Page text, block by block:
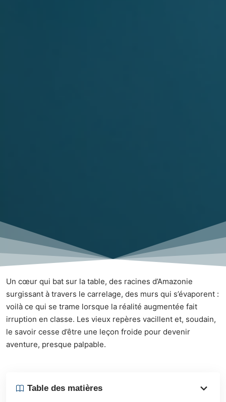
Un cœur qui bat sur la table, des racines d’Amazonie
surgissant à travers le carrelage, des murs qui s’évaporent :
voilà ce qui se trame lorsque la réalité augmentée fait
irruption en classe. Les vieux repères vacillent et, soudain,
le savoir cesse d’être une leçon froide pour devenir
aventure, presque palpable.
Table des matières